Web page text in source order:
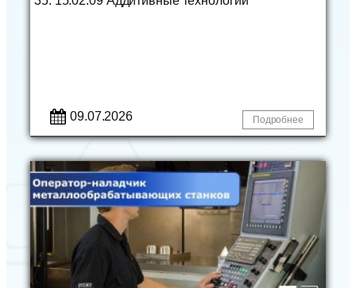
09.07.2026 Подробнее